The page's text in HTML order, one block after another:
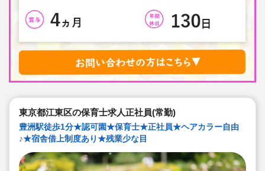
東京都江東区の保育士求人正社員(常勤)
豊洲駅徒歩1分★認可園★保育士★正社員★ヘアカラー自由
♪★宿舎借上制度あり★残業少な目